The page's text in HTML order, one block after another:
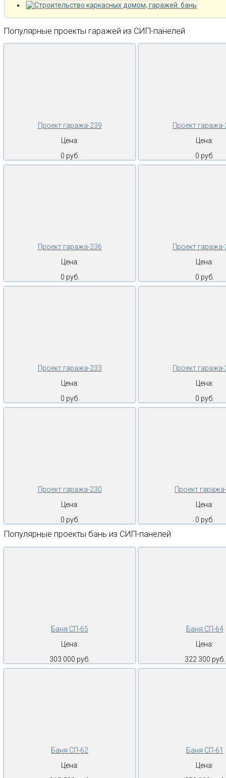
Популярные проекты гаражей из СИП-панелей
Проект гаража-239
Цена:
0 руб.
Проект
Цена:
0 руб.
Проект гаража-236
Цена:
0 руб.
Проект
Цена:
0 руб.
Проект гаража-233
Цена:
0 руб.
Проект
Цена:
0 руб.
Проект гаража-230
Цена:
0 руб.
Проект
Цена:
0 руб.
Популярные проекты бань из СИП-панелей
Баня СП-65
Цена:
303 000 руб.
Баня СП-64
Цена:
322 300 руб.
Баня СП-62
Цена:
Баня СП-61
Цена: